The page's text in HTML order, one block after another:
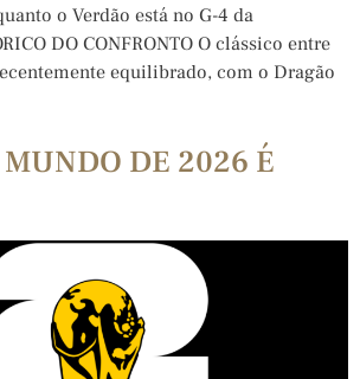
o Verdão está no G-4 da
DO CONFRONTO O clássico entre
equilibrado, com o Dragão
MUNDO DE 2026 É